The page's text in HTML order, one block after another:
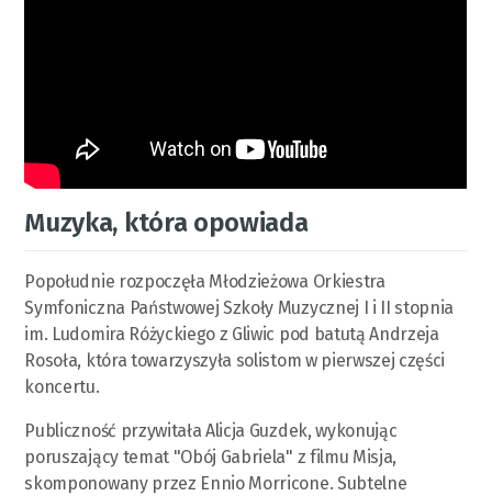
Muzyka, która opowiada
Popołudnie rozpoczęła Młodzieżowa Orkiestra
Symfoniczna Państwowej Szkoły Muzycznej I i II stopnia
im. Ludomira Różyckiego z Gliwic pod batutą Andrzeja
Rosoła, która towarzyszyła solistom w pierwszej części
koncertu.
Publiczność przywitała Alicja Guzdek, wykonując
poruszający temat "Obój Gabriela" z filmu Misja,
skomponowany przez Ennio Morricone. Subtelne